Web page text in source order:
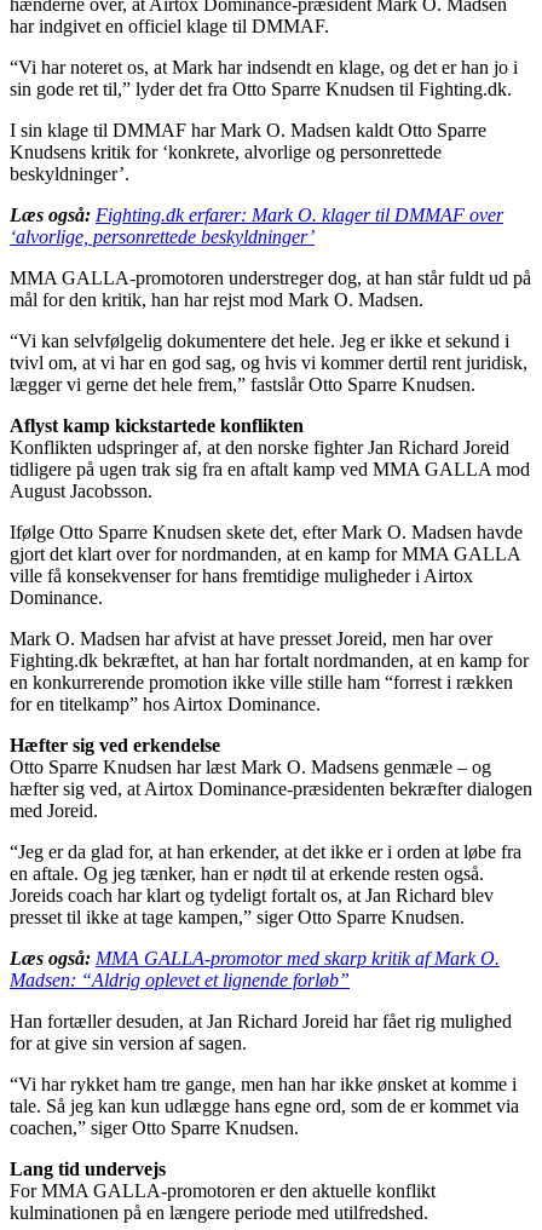
har indgivet en officiel klage til DMMAF.
“Vi har noteret os, at Mark har indsendt en klage, og det er han jo i
sin gode ret til,” lyder det fra Otto Sparre Knudsen til Fighting.dk.
I sin klage til DMMAF har Mark O. Madsen kaldt Otto Sparre
Knudsens kritik for ‘konkrete, alvorlige og personrettede
beskyldninger’.
Læs også: Fighting.dk erfarer: Mark O. klager til DMMAF over
‘alvorlige, personrettede beskyldninger’
MMA GALLA-promotoren understreger dog, at han står fuldt ud på
mål for den kritik, han har rejst mod Mark O. Madsen.
“Vi kan selvfølgelig dokumentere det hele. Jeg er ikke et sekund i
tvivl om, at vi har en god sag, og hvis vi kommer dertil rent juridisk,
lægger vi gerne det hele frem,” fastslår Otto Sparre Knudsen.
Aflyst kamp kickstartede konflikten
Konflikten udspringer af, at den norske fighter Jan Richard Joreid
tidligere på ugen trak sig fra en aftalt kamp ved MMA GALLA mod
August Jacobsson.
Ifølge Otto Sparre Knudsen skete det, efter Mark O. Madsen havde
gjort det klart over for nordmanden, at en kamp for MMA GALLA
ville få konsekvenser for hans fremtidige muligheder i Airtox
Dominance.
Mark O. Madsen har afvist at have presset Joreid, men har over
Fighting.dk bekræftet, at han har fortalt nordmanden, at en kamp for
en konkurrerende promotion ikke ville stille ham “forrest i rækken
for en titelkamp” hos Airtox Dominance.
Hæfter sig ved erkendelse
Otto Sparre Knudsen har læst Mark O. Madsens genmæle – og
hæfter sig ved, at Airtox Dominance-præsidenten bekræfter dialogen
med Joreid.
“Jeg er da glad for, at han erkender, at det ikke er i orden at løbe fra
en aftale. Og jeg tænker, han er nødt til at erkende resten også.
Joreids coach har klart og tydeligt fortalt os, at Jan Richard blev
presset til ikke at tage kampen,” siger Otto Sparre Knudsen.
Læs også: MMA GALLA-promotor med skarp kritik af Mark O.
Madsen: “Aldrig oplevet et lignende forløb”
Han fortæller desuden, at Jan Richard Joreid har fået rig mulighed
for at give sin version af sagen.
“Vi har rykket ham tre gange, men han har ikke ønsket at komme i
tale. Så jeg kan kun udlægge hans egne ord, som de er kommet via
coachen,” siger Otto Sparre Knudsen.
Lang tid undervejs
For MMA GALLA-promotoren er den aktuelle konflikt
kulminationen på en længere periode med utilfredshed.